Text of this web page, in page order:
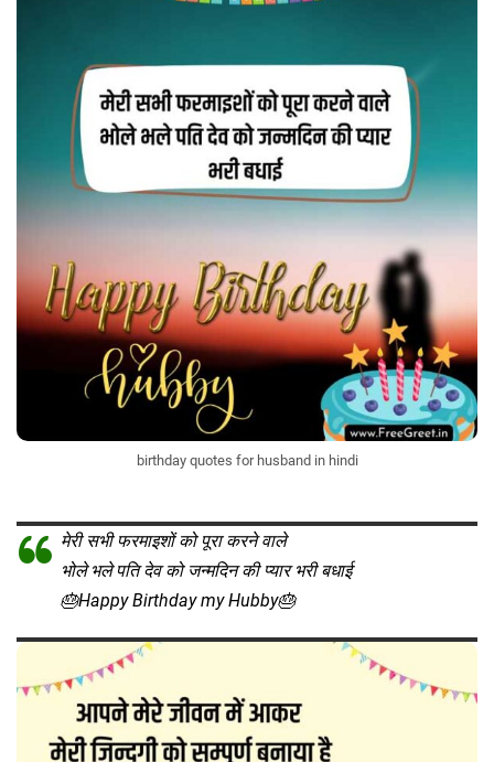
birthday quotes for husband in hindi
मेरी सभी फरमाइशों को पूरा करने वाले
भोले भले पति देव को जन्मदिन की प्यार भरी बधाई
🎂Happy Birthday my Hubby🎂